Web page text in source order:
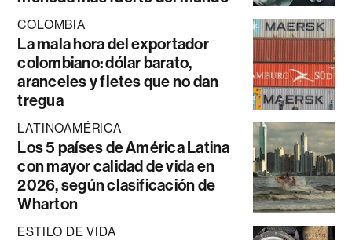
COLOMBIA
La mala hora del exportador
colombiano: dólar barato,
aranceles y fletes que no dan
tregua
LATINOAMÉRICA
Los 5 países de América Latina
con mayor calidad de vida en
2026, según clasificación de
Wharton
ESTILO DE VIDA